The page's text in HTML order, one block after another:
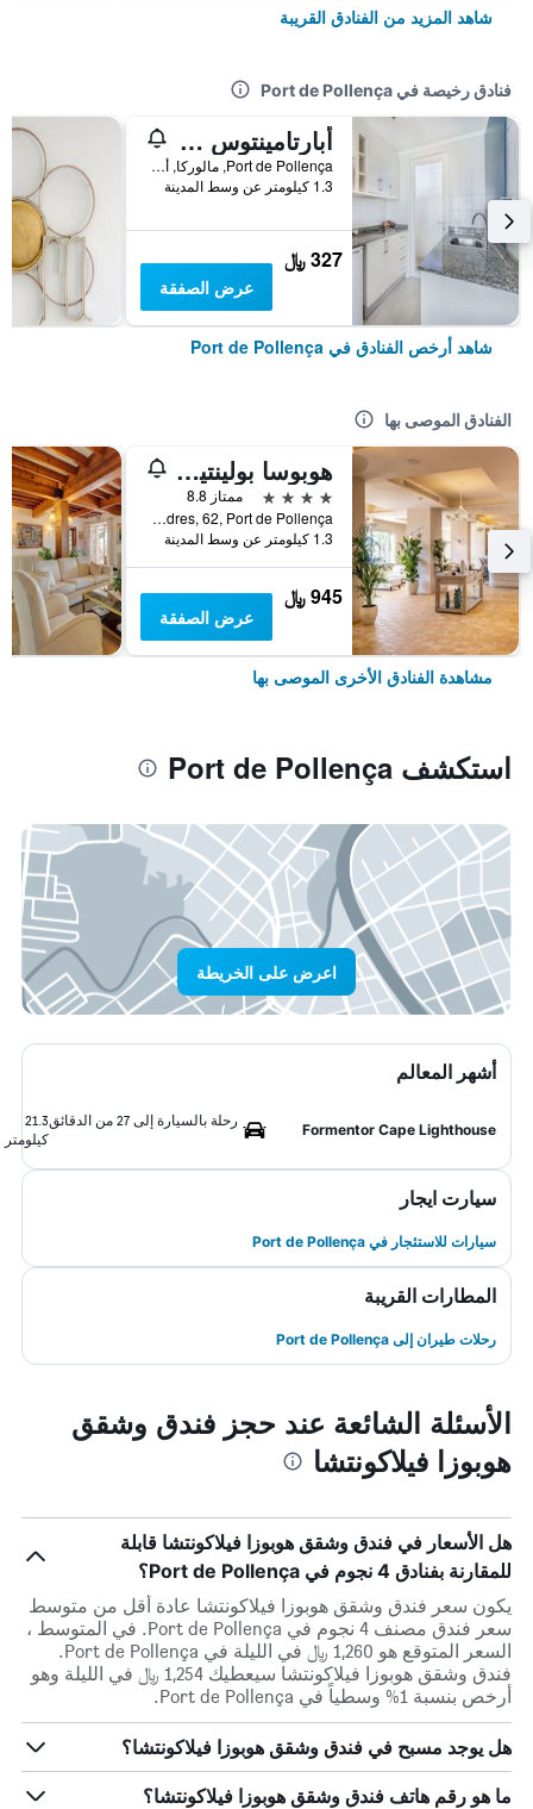
شاهد المزيد من الفنادق القريبة
فنادق رخيصة في Port de Pollença
أبارتامينتوس هابيتات
Port de Pollença, مالوركا, أسبانيا
1.3 كيلومتر عن وسط المدينة
327 ﷼
عرض الصفقة
شاهد أرخص الفنادق في Port de Pollença
الفنادق الموصى بها
هوبوسا بولينتيا - للبالغين فقط
4 نجوم
ممتاز 8.8
Passeig De Londres, 62, Port de Pollença, مالوركا, أسبانيا
1.3 كيلومتر عن وسط المدينة
945 ﷼
عرض الصفقة
مشاهدة الفنادق الأخرى الموصى بها
استكشف Port de Pollença
اعرض على الخريطة
أشهر المعالم
Formentor Cape Lighthouse
رحلة بالسيارة إلى 27 من الدقائق
21.3
كيلومتر
سيارت ايجار
سيارات للاستئجار في Port de Pollença
المطارات القريبة
رحلات طيران إلى Port de Pollença
الأسئلة الشائعة عند حجز فندق وشقق
هوبوزا فيلاكونتشا
هل الأسعار في فندق وشقق هوبوزا فيلاكونتشا قابلة
للمقارنة بفنادق 4 نجوم في Port de Pollença؟
يكون سعر فندق وشقق هوبوزا فيلاكونتشا عادة أقل من متوسط ​​
سعر فندق مصنف 4 نجوم في Port de Pollença. في المتوسط ،
السعر المتوقع هو 1,260 ﷼ في الليلة في Port de Pollença.
فندق وشقق هوبوزا فيلاكونتشا سيعطيك 1,254 ﷼ في الليلة وهو
أرخص بنسبة 1% وسطياً في Port de Pollença.
هل يوجد مسبح في فندق وشقق هوبوزا فيلاكونتشا؟
ما هو رقم هاتف فندق وشقق هوبوزا فيلاكونتشا؟